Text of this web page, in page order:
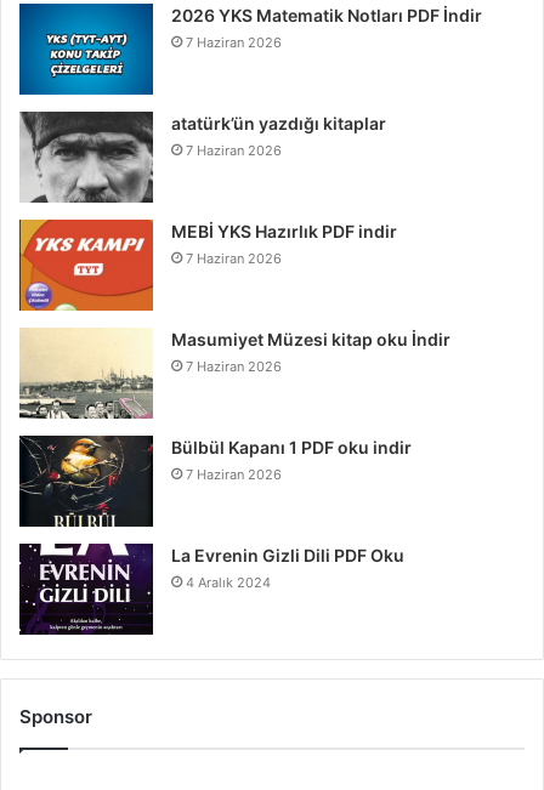
2026 YKS Matematik Notları PDF İndir
7 Haziran 2026
atatürk’ün yazdığı kitaplar
7 Haziran 2026
MEBİ YKS Hazırlık PDF indir
7 Haziran 2026
Masumiyet Müzesi kitap oku İndir
7 Haziran 2026
Bülbül Kapanı 1 PDF oku indir
7 Haziran 2026
La Evrenin Gizli Dili PDF Oku
4 Aralık 2024
Sponsor